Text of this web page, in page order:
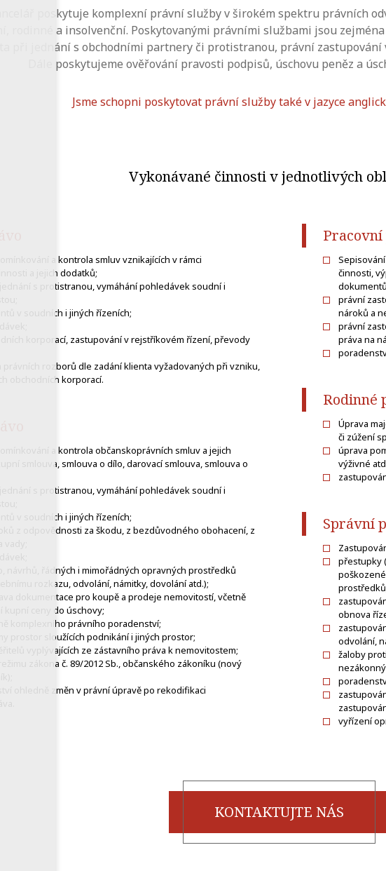
poskytuje komplexní právní služby v širokém spektru právních
rodinné a insolvenční. Poskytovanými právními službami jsou
při jednání s obchodními partnery či protistranou, právní
Dále poskytujeme ověřování pravosti podpisů, úschovu peněz a
Jsme schopni poskytovat právní služby také v jazyce
Vykonávané činnosti v jednotlivých
a kontrola smluv vznikajících v rámci
a jejich dodatků;
jednání s protistranou, vymáhání pohledávek soudní i
v soudních i jiných řízeních;
korporací, zastupování v rejstříkovém řízení, převody
právních rozborů dle zadání klienta vyžadovaných při vzniku,
obchodních korporací.
a kontrola občanskoprávních smluv a jejich
smlouva, smlouva o dílo, darovací smlouva, smlouva o
jednání s protistranou, vymáhání pohledávek soudní i
v soudních i jiných řízeních;
z odpovědnosti za škodu, z bezdůvodného obohacení, z
návrhů, řádných i mimořádných opravných prostředků
rozkazu, odvolání, námitky, dovolání atd.);
dokumentace pro koupě a prodeje nemovitostí, včetně
kupní ceny do úschovy;
komplexního právního poradenství;
prostor sloužících podnikání i jiných prostor;
vyplývajících ze zástavního práva k nemovitostem;
zákona č. 89/2012 Sb., občanského zákoníku (nový
ohledně změn v právní úpravě po rekodifikaci
činnosti,
právní
nároků a
právní
práva na
Rodinné
Úprava
či zúžení
úprava
výživné
Správní
přestupky
obnova
odvolání,
žaloby
vyřízení
KONTAKTUJTE NÁS